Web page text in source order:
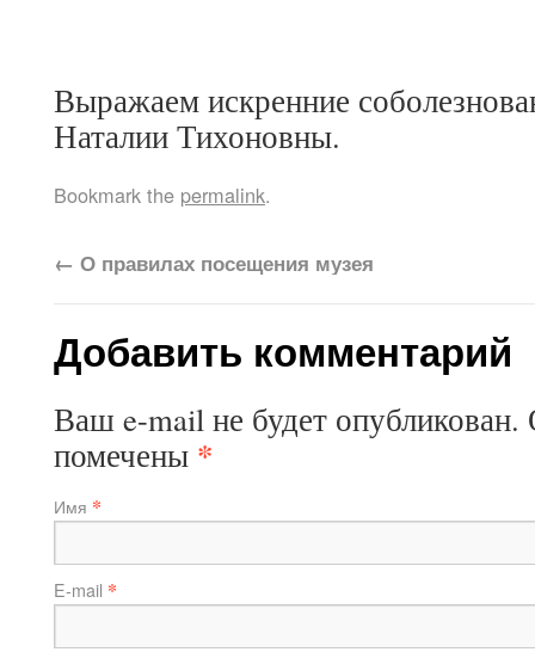
Выражаем искренние
Наталии Тихоновны.
Bookmark the permalink.
← О правилах посещения музея
Добавить комментарий
Ваш e-mail не будет опубликован.
помечены *
Имя *
E-mail *